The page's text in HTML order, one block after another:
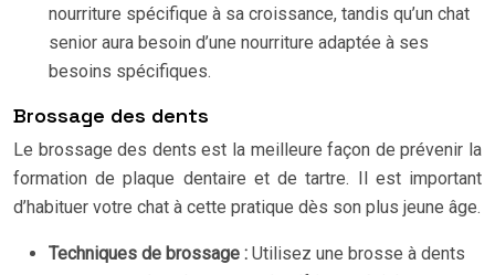
nourriture spécifique à sa croissance, tandis qu’un chat
senior aura besoin d’une nourriture adaptée à ses
besoins spécifiques.
Brossage des dents
Le brossage des dents est la meilleure façon de prévenir la
formation de plaque dentaire et de tartre. Il est important
d’habituer votre chat à cette pratique dès son plus jeune âge.
Techniques de brossage : Utilisez une brosse à dents